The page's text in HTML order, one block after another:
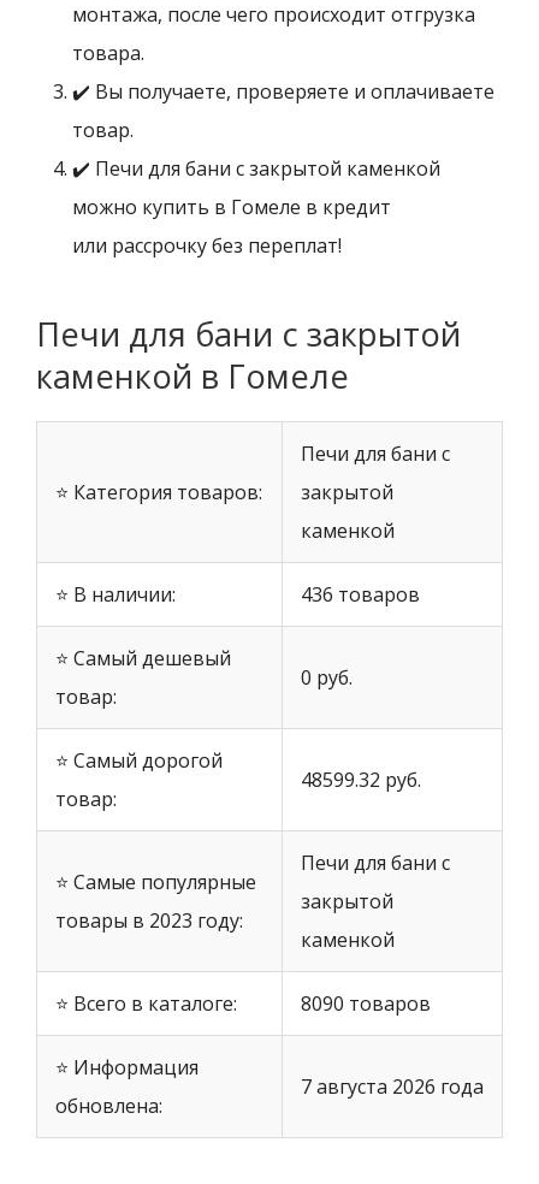
монтажа, после чего происходит отгрузка
товара.
✔️ Вы получаете, проверяете и оплачиваете
товар.
✔️ Печи для бани с закрытой каменкой
можно купить в Гомеле в кредит
или рассрочку без переплат!
Печи для бани с закрытой
каменкой в Гомеле
⭐ Категория товаров:
Печи для бани с
закрытой
каменкой
⭐ В наличии: 436 товаров
⭐ Самый дешевый
товар:
0 руб.
⭐ Самый дорогой
товар:
48599.32 руб.
⭐ Самые популярные
товары в 2023 году:
Печи для бани с
закрытой
каменкой
⭐ Всего в каталоге: 8090 товаров
⭐ Информация
обновлена:
7 августа 2026 года